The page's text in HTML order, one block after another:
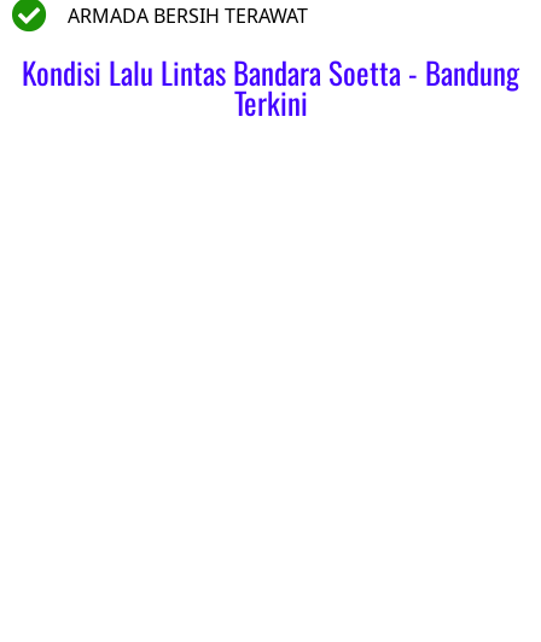
ARMADA BERSIH TERAWAT
Kondisi Lalu Lintas Bandara Soetta - Bandung
Terkini